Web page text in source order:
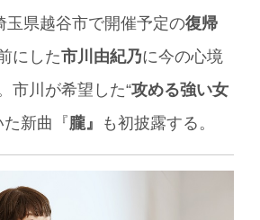
玉県越谷市で開催予定の復帰
にした市川由紀乃に今の心境
市川が希望した“攻める強い女
た新曲『朧』 も初披露する。